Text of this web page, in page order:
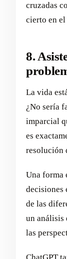
cruzadas
cierto en
8.
La vida
¿No sería
imparcial
es
resolución
Una forma
decisiones
de las
un análisis
las